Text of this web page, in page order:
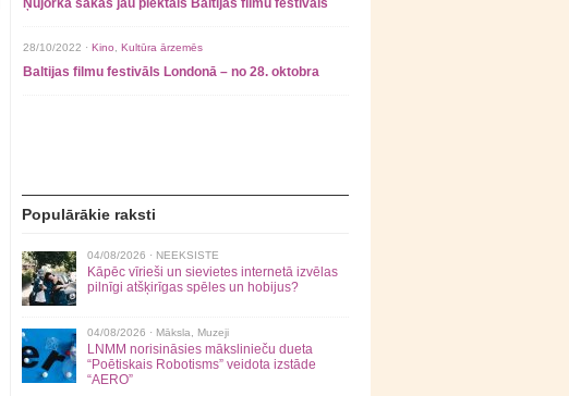
Ņujorkā sākas jau piektais Baltijas filmu festivāls
28/10/2022 · Kino Kultūra ārzemēs
Baltijas filmu festivāls Londonā – no 28. oktobra
Populārākie raksti
04/08/2026 · NEEKSISTE
Kāpēc vīrieši un sievietes internetā izvēlas
pilnīgi atšķirīgas spēles un hobijus?
04/08/2026 · Māksla Muzeji
LNMM norisināsies mākslinieču dueta
“Poētiskais Robotisms” veidota izstāde
“AERO”